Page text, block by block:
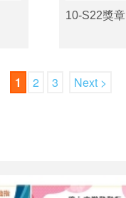
10-S22獎章
1 2 3 Next >